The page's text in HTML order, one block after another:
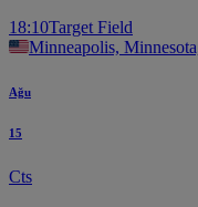
18:10Target Field
Minneapolis,
Ağu
15
Cts